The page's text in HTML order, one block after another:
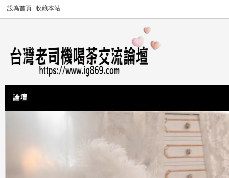
設為首頁 收藏本站
論壇